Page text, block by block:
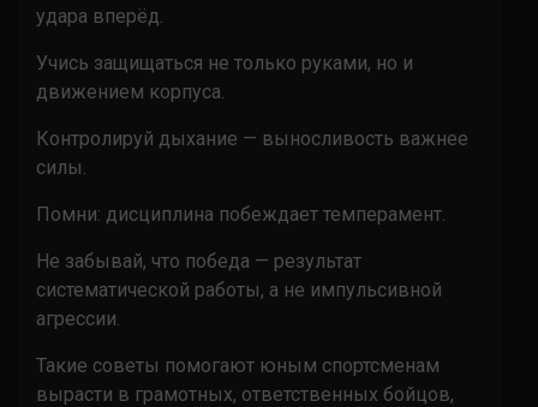
удара вперёд.
Учись защищаться не только руками, но и
движением корпуса.
Контролируй дыхание — выносливость важнее
силы.
Помни: дисциплина побеждает темперамент.
Не забывай, что победа — результат
систематической работы, а не импульсивной
агрессии.
Такие советы помогают юным спортсменам
вырасти в грамотных, ответственных бойцов,